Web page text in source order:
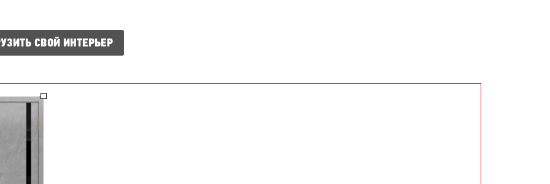
СВОЙ ИНТЕРЬЕР